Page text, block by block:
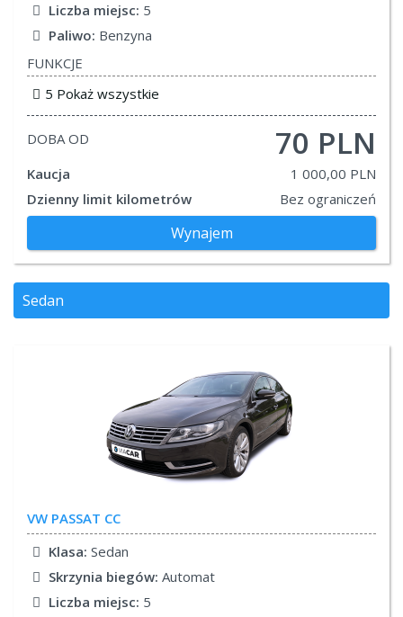
Liczba miejsc: 5
Paliwo: Benzyna
FUNKCJE
5 Pokaż wszystkie
DOBA OD 70 PLN
Kaucja
1 000,00 PLN
Dzienny limit kilometrów
Bez ograniczeń
Wynajem
Sedan
VW PASSAT CC
Klasa: Sedan
Skrzynia biegów: Automat
Liczba miejsc: 5